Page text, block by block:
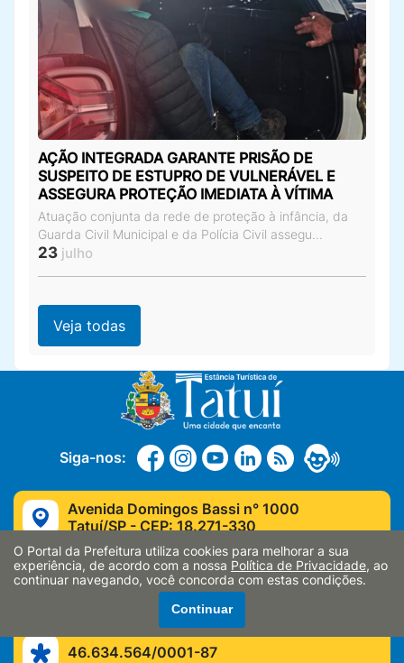
AÇÃO INTEGRADA GARANTE PRISÃO DE
SUSPEITO DE ESTUPRO DE VULNERÁVEL E
ASSEGURA PROTEÇÃO IMEDIATA À VÍTIMA
Atuação conjunta da rede de proteção à infância, da
Guarda Civil Municipal e da Polícia Civil assegu...
23 julho
Veja todas
Siga-nos:
Avenida Domingos Bassi n° 1000
Tatuí/SP - CEP: 18.271-330
(15) 3259-8400
contato@tatui.sp.gov.br
46.634.564/0001-87
O Portal da Prefeitura utiliza cookies para melhorar a sua
experiência, de acordo com a nossa Política de Privacidade, ao
continuar navegando, você concorda com estas condições.
Continuar